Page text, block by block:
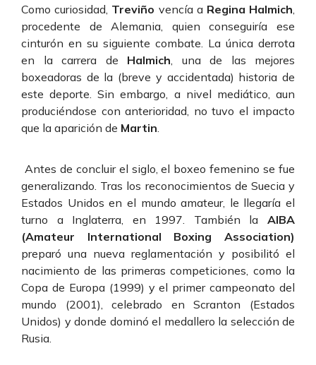
Como curiosidad, Treviño vencía a Regina Halmich
procedente de Alemania, quien conseguiría ese
cinturón en su siguiente combate. La única derrota
en la carrera de Halmich , una de las mejores
boxeadoras de la (breve y accidentada) historia de
este deporte. Sin embargo, a nivel mediático, aun
produciéndose con anterioridad, no tuvo el impacto
que la aparición de Martin
Antes de concluir el siglo, el boxeo femenino se fue
generalizando. Tras los reconocimientos de Suecia y
Estados Unidos en el mundo amateur, le llegaría el
turno a Inglaterra, en 1997. También la AIBA
(Amateur International Boxing Association)
preparó una nueva reglamentación y posibilitó el
nacimiento de las primeras competiciones, como la
Copa de Europa (1999) y el primer campeonato del
mundo (2001), celebrado en Scranton (Estados
Unidos) y donde dominó el medallero la selección de
Rusia.